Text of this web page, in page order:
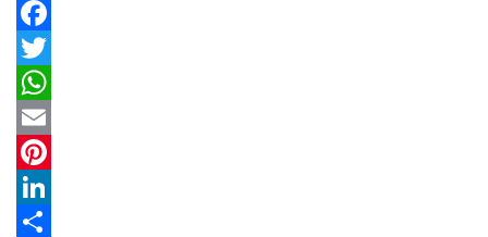
Facebook
Twitter
WhatsApp
Email
Pinterest
LinkedIn